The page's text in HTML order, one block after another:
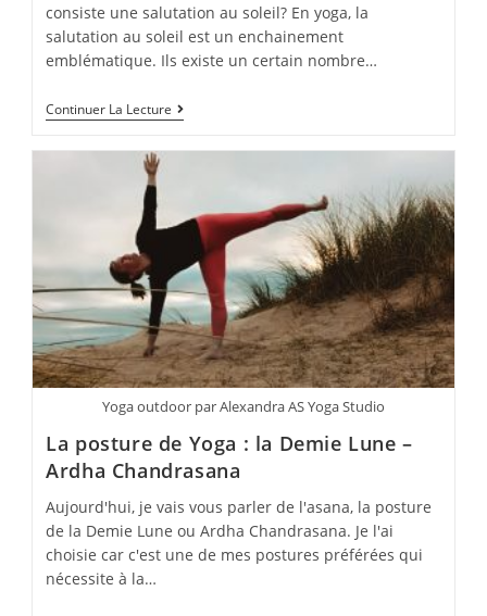
consiste une salutation au soleil? En yoga, la
salutation au soleil est un enchainement
emblématique. Ils existe un certain nombre…
Continuer La Lecture Le
Rituel
Au
Soleil
Yoga outdoor par Alexandra AS Yoga Studio
La posture de Yoga : la Demie Lune –
Ardha Chandrasana
Aujourd'hui, je vais vous parler de l'asana, la posture
de la Demie Lune ou Ardha Chandrasana. Je l'ai
choisie car c'est une de mes postures préférées qui
nécessite à la…